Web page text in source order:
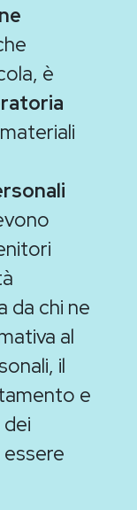
è
da chi ne
al
il
e